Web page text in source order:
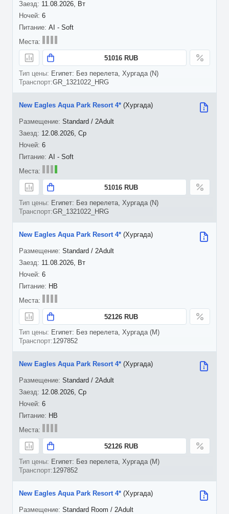
11.08.2026, Вт
6
AI - Soft
51016 RUB
Египет: Без перелета, Хургада (N)
GR_1321022_HRG
12.08.2026, Ср
6
New Eagles Aqua Park Resort 4* (Хургада)
Standard / 2Adult
AI - Soft
51016 RUB
Египет: Без перелета, Хургада (N)
GR_1321022_HRG
11.08.2026, Вт
6
New Eagles Aqua Park Resort 4* (Хургада)
Standard / 2Adult
HB
52126 RUB
Египет: Без перелета, Хургада (M)
1297852
12.08.2026, Ср
6
New Eagles Aqua Park Resort 4* (Хургада)
Standard / 2Adult
HB
52126 RUB
Египет: Без перелета, Хургада (M)
1297852
New Eagles Aqua Park Resort 4* (Хургада)
Standard Room / 2Adult